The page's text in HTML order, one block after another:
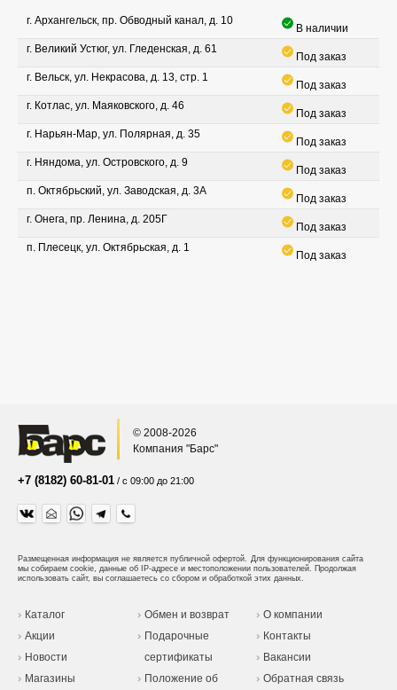
г. Архангельск, пр. Обводный канал, д. 10
В наличии
г. Великий Устюг, ул. Гледенская, д. 61
Под заказ
г. Вельск, ул. Некрасова, д. 13, стр. 1
Под заказ
г. Котлас, ул. Маяковского, д. 46
Под заказ
г. Нарьян-Мар, ул. Полярная, д. 35
Под заказ
г. Няндома, ул. Островского, д. 9
Под заказ
п. Октябрьский, ул. Заводская, д. 3А
Под заказ
г. Онега, пр. Ленина, д. 205Г
Под заказ
п. Плесецк, ул. Октябрьская, д. 1
Под заказ
© 2008-2026
Компания "Барс"
+7 (8182) 60-81-01 / с 09:00 до 21:00
Размещенная информация не является публичной офертой. Для функционирования сайта
мы собираем cookie, данные об IP-адресе и местоположении пользователей. Продолжая
использовать сайт, вы соглашаетесь со сбором и обработкой этих данных.
Каталог
Акции
Новости
Магазины
Обмен и возврат
Подарочные
сертификаты
Положение об
О компании
Контакты
Вакансии
Обратная связь